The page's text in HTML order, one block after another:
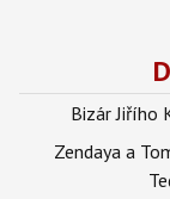
šéf školských
Bizár Jiřího
Zendaya a